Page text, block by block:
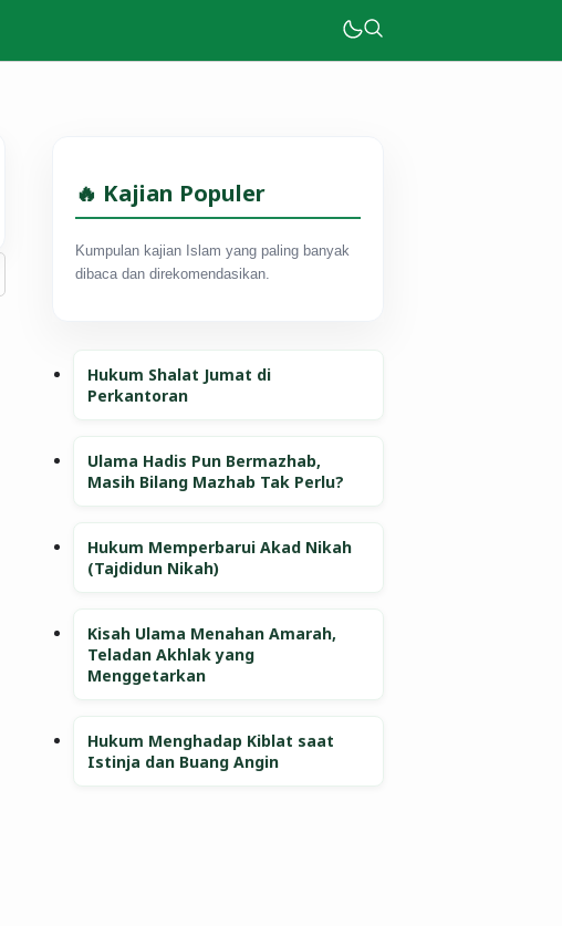
🔥 Kajian Populer
Kumpulan kajian Islam yang paling banyak
dibaca dan direkomendasikan.
Hukum Shalat Jumat di
Perkantoran
Ulama Hadis Pun Bermazhab,
Masih Bilang Mazhab Tak Perlu?
Hukum Memperbarui Akad Nikah
(Tajdidun Nikah)
Kisah Ulama Menahan Amarah,
Teladan Akhlak yang
Menggetarkan
Hukum Menghadap Kiblat saat
Istinja dan Buang Angin